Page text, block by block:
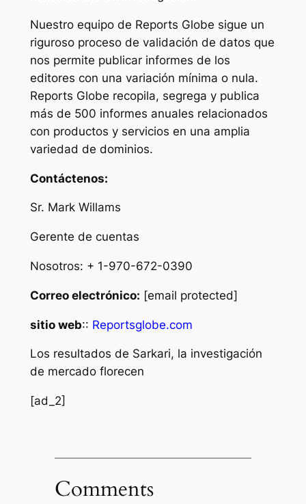
Nuestro equipo de Reports Globe sigue un
riguroso proceso de validación de datos que
nos permite publicar informes de los
editores con una variación mínima o nula.
Reports Globe recopila, segrega y publica
más de 500 informes anuales relacionados
con productos y servicios en una amplia
variedad de dominios.
Contáctenos:
Sr. Mark Willams
Gerente de cuentas
Nosotros: + 1-970-672-0390
Correo electrónico: [email protected]
sitio web:: Reportsglobe.com
Los resultados de Sarkari, la investigación
de mercado florecen
[ad_2]
Comments